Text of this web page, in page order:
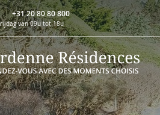
+31 20 80 80 800
van 09u tot 18u